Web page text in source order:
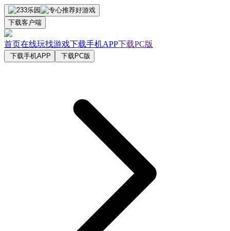
下载客户端
首页在线玩找游戏下载手机APP下载PC版
下载手机APP 下载PC版